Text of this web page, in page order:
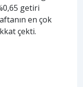
getiri
en çok
çekti.